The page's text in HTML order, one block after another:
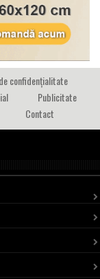
confidențialitate
Publicitate
Contact